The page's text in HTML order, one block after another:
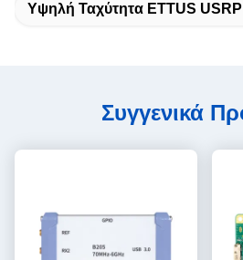
Υψηλή Ταχύτητα ETTUS
Συγγενικά